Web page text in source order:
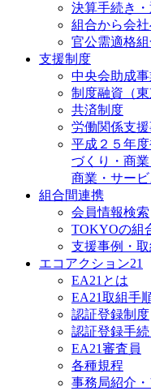
決算手続き
組合から会
官公需適格組
支援制度
中央会助成
制度融資（東
共済制度
労働関係支
平成２５年
づくり・商
商業・サー
組合間連携
会員情報検索
TOKYOの組
支援事例・取
エコアクション21
EA21とは
EA21取組手
認証登録制度
認証登録手
EA21審査員
各種規程
事務局紹介